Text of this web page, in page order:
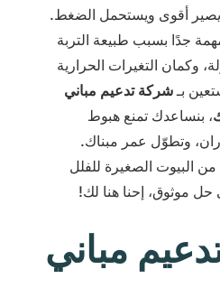
أقوى ويستحمل الضغط.
جدًا بسبب طبيعة التربة
وكمان التغيرات الحرارية
بـشركة تدعيم مباني
، بنساعدك تمنع هبوط
وتطوّل عمر مبناك.
البيوت الصغيرة للفلل
حل موثوق، إحنا هنا لك!
مباني